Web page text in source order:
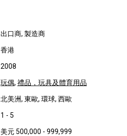
出口商, 製造商
香港
2008
玩偶, 禮品，玩具及體育用品
北美洲, 東歐, 環球, 西歐
1 - 5
美元 500,000 - 999,999